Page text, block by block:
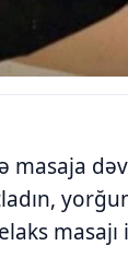
masaja
masajı